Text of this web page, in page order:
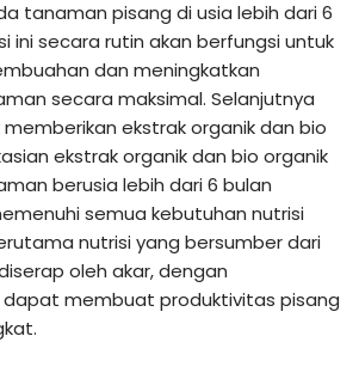
tanaman pisang di usia lebih dari 6
ini secara rutin akan berfungsi untuk
dan meningkatkan
secara maksimal. Selanjutnya
ekstrak organik dan bio
ekstrak organik dan bio organik
berusia lebih dari 6 bulan
semua kebutuhan nutrisi
nutrisi yang bersumber dari
oleh akar, dengan
dapat membuat produktivitas pisang